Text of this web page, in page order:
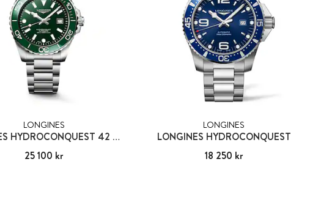
LONGINES
LONGINES HYDROCONQUEST 42 MM
Pris:25 100 kr
25 100 kr
LONGINES
LONGINES HYDROCONQUEST
Pris: 18 250 kr
18 250 kr